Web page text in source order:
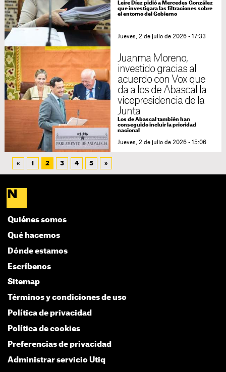
Leire Díez pidió a Mercedes González
que investigara las filtraciones sobre
el entorno del Gobierno
Jueves, 2 de julio de 2026 - 17:33
Juanma Moreno,
investido gracias al
acuerdo con Vox que
da a los de Abascal la
vicepresidencia de la
Junta
Los de Abascal también han
conseguido incluir la prioridad
nacional
Jueves, 2 de julio de 2026 - 15:06
« 1 2 3 4 5 »
Quiénes somos
Qué hacemos
Dónde estamos
Escríbenos
Sitemap
Términos y condiciones de uso
Política de privacidad
Política de cookies
Preferencias de privacidad
Administrar servicio Utiq